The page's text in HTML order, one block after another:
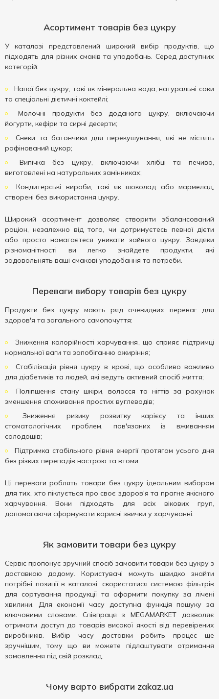
Асортимент товарів без цукру
У каталозі представлений широкий вибір продуктів, що
підходять для різних смаків та уподобань. Серед доступних
категорій:
Напої без цукру, такі як мінеральна вода, натуральні соки
та спеціальні дієтичні коктейлі;
Молочні продукти без доданого цукру, включаючи
йогурти, кефіри та сирні десерти;
Снеки та батончики для перекушування, які не містять
рафінований цукор;
Випічка без цукру, включаючи хлібці та печиво,
виготовлені на натуральних замінниках;
Кондитерські вироби, такі як шоколад або мармелад,
створені без використання цукру.
Широкий асортимент дозволяє створити збалансований
раціон, незалежно від того, чи дотримуєтесь певної дієти
або просто намагаєтеся уникати зайвого цукру. Завдяки
різноманітності ви легко знайдете продукти, які
задовольнять ваші смакові уподобання та потреби.
Переваги вибору товарів без цукру
Продукти без цукру мають ряд очевидних переваг для
здоров'я та загального самопочуття:
Зниження калорійності харчування, що сприяє підтримці
нормальної ваги та запобіганню ожиріння;
Стабілізація рівня цукру в крові, що особливо важливо
для діабетиків та людей, які ведуть активний спосіб життя;
Поліпшення стану шкіри, волосся та нігтів за рахунок
зменшення споживання простих вуглеводів;
Зниження ризику розвитку карієсу та інших
стоматологічних проблем, пов'язаних із вживанням
солодощів;
Підтримка стабільного рівня енергії протягом усього дня
без різких перепадів настрою та втоми.
Ці переваги роблять товари без цукру ідеальним вибором
для тих, хто піклується про своє здоров'я та прагне якісного
харчування. Вони підходять для всіх вікових груп,
допомагаючи сформувати корисні звички у харчуванні.
Як замовити товари без цукру
Сервіс пропонує зручний спосіб замовити товари без цукру з
доставкою додому. Користувачі можуть швидко знайти
потрібні позиції в каталозі, скористатися системою фільтрів
для сортування продукції та оформити покупку за лічені
хвилини. Для економії часу доступна функція пошуку за
ключовими словами. Співпраця з MEGAMARKET дозволяє
отримати доступ до товарів високої якості від перевірених
виробників. Вибір часу доставки робить процес ще
зручнішим, тому що ви можете підлаштувати отримання
замовлення під свій розклад.
Чому варто вибрати zakaz.ua